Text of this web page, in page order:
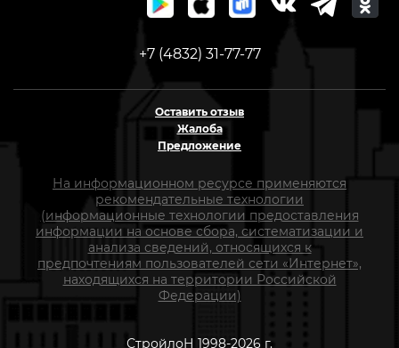
+7 (4832) 31-77-77
Оставить отзыв
Жалоба
Предложение
На информационном ресурсе применяются
рекомендательные технологии
(информационные технологии предоставления
информации на основе сбора, систематизации и
анализа сведений, относящихся к
предпочтениям пользователей сети «Интернет»,
находящихся на территории Российской
Федерации)
СтройлоН 1998-2026 г.